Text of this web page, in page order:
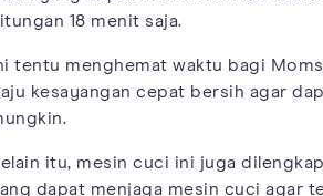
18 menit saja.
tentu menghemat waktu bagi
kesayangan cepat bersih agar
itu, mesin cuci ini juga
dapat menjaga mesin cuci agar